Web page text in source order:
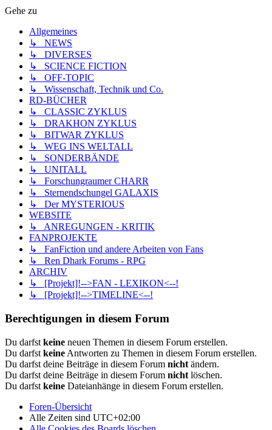
Gehe zu
Allgemeines
↳ NEWS
↳ DIVERSES
↳ SCIENCE FICTION
↳ OFF-TOPIC
↳ Wissenschaft, Technik und Co.
RD-BÜCHER
↳ CLASSIC ZYKLUS
↳ DRAKHON ZYKLUS
↳ BITWAR ZYKLUS
↳ WEG INS WELTALL
↳ SONDERBÄNDE
↳ UNITALL
↳ Forschungraumer CHARR
↳ Sternendschungel GALAXIS
↳ Der MYSTERIOUS
WEBSITE
↳ ANREGUNGEN - KRITIK
FANPROJEKTE
↳ FanFiction und andere Arbeiten von Fans
↳ Ren Dhark Forums - RPG
ARCHIV
↳ [Projekt]!-->FAN - LEXIKON<--!
↳ [Projekt]!-->TIMELINE<--!
Berechtigungen in diesem Forum
Du darfst keine neuen Themen in diesem Forum erstellen.
Du darfst keine Antworten zu Themen in diesem Forum erstellen.
Du darfst deine Beiträge in diesem Forum nicht ändern.
Du darfst deine Beiträge in diesem Forum nicht löschen.
Du darfst keine Dateianhänge in diesem Forum erstellen.
Foren-Übersicht
Alle Zeiten sind UTC+02:00